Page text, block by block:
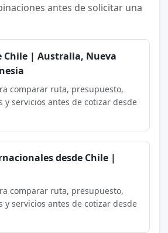
antes de solicitar una
Chile | Australia, Nueva
comparar ruta, presupuesto,
y servicios antes de cotizar desde
desde Chile |
comparar ruta, presupuesto,
y servicios antes de cotizar desde